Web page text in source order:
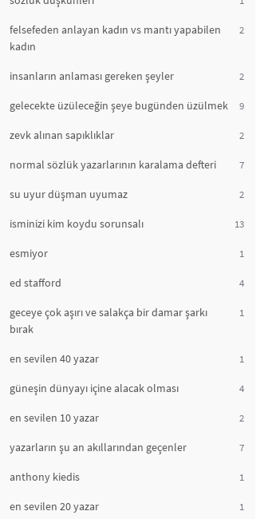
felsefeden anlayan kadın vs mantı yapabilen
kadın
2
insanların anlaması gereken şeyler 2
gelecekte üzüleceğin şeye bugünden üzülmek 9
zevk alınan sapıklıklar 2
normal sözlük yazarlarının karalama defteri 7
su uyur düşman uyumaz 2
isminizi kim koydu sorunsalı 13
esmiyor 1
ed stafford 4
geceye çok aşırı ve salakça bir damar şarkı
bırak
1
en sevilen 40 yazar 1
güneşin dünyayı içine alacak olması 4
en sevilen 10 yazar 2
yazarların şu an akıllarından geçenler 7
anthony kiedis 1
en sevilen 20 yazar 1